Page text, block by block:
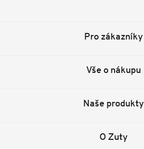
Pro zákazníky
Vše o nákupu
Naše produkty
O Zuty